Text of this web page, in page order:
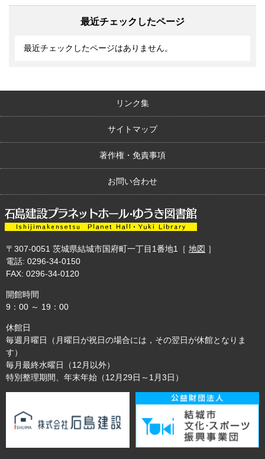
最近チェックしたページ
最近チェックしたページはありません。
リンク集
サイトマップ
著作権・免責事項
お問い合わせ
〒307-0051 茨城県結城市国府町一丁目1番地1 ［ 地図 ］
電話: 0296-34-0150
FAX: 0296-34-0120
開館時間
9：00 ～ 19：00
休館日
毎週月曜日（月曜日が祝日の場合には，その翌日が休館となりま
す）
毎月最終水曜日（12月以外）
特別整理期間、年末年始（12月29日～1月3日）